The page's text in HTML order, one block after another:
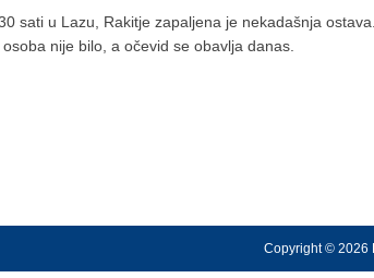
sati u Lazu, Rakitje zapaljena je nekadašnja
nije bilo, a očevid se obavlja danas.
Copyright © 2026